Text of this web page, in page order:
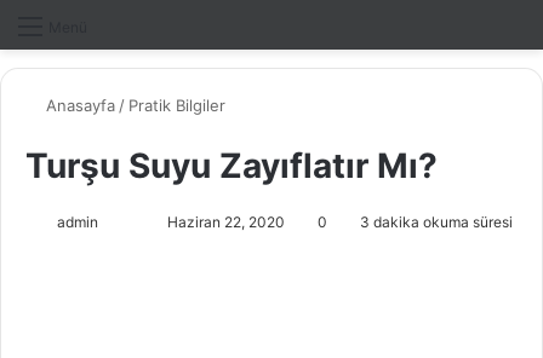
Anasayfa / Pratik Bilgiler
Turşu Suyu Zayıflatır Mı?
admin Haziran 22, 2020 0 3 dakika okuma süresi